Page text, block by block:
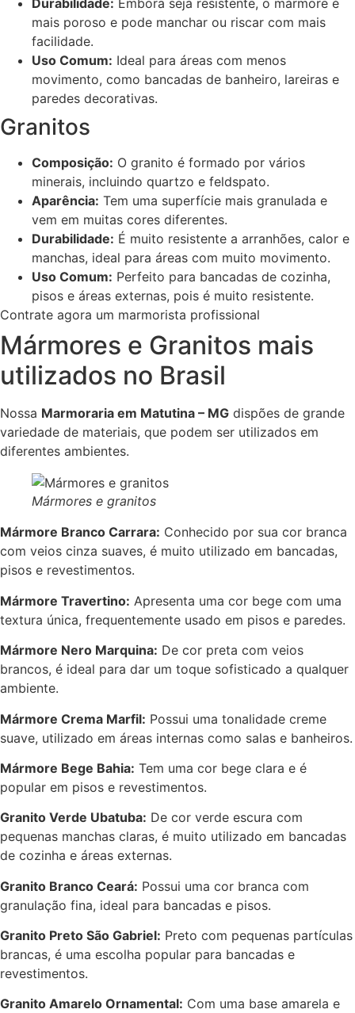
Durabilidade: Embora seja resistente, o mármore é
mais poroso e pode manchar ou riscar com mais
facilidade.
Uso Comum: Ideal para áreas com menos
movimento, como bancadas de banheiro, lareiras e
paredes decorativas.
Granitos
Composição: O granito é formado por vários
minerais, incluindo quartzo e feldspato.
Aparência: Tem uma superfície mais granulada e
vem em muitas cores diferentes.
Durabilidade: É muito resistente a arranhões, calor e
manchas, ideal para áreas com muito movimento.
Uso Comum: Perfeito para bancadas de cozinha,
pisos e áreas externas, pois é muito resistente.
Contrate agora um marmorista profissional
Mármores e Granitos mais
utilizados no Brasil
Nossa Marmoraria em Matutina – MG dispões de grande
variedade de materiais, que podem ser utilizados em
diferentes ambientes.
Mármores e granitos
Mármore Branco Carrara: Conhecido por sua cor branca
com veios cinza suaves, é muito utilizado em bancadas,
pisos e revestimentos.
Mármore Travertino: Apresenta uma cor bege com uma
textura única, frequentemente usado em pisos e paredes.
Mármore Nero Marquina: De cor preta com veios
brancos, é ideal para dar um toque sofisticado a qualquer
ambiente.
Mármore Crema Marfil: Possui uma tonalidade creme
suave, utilizado em áreas internas como salas e banheiros.
Mármore Bege Bahia: Tem uma cor bege clara e é
popular em pisos e revestimentos.
Granito Verde Ubatuba: De cor verde escura com
pequenas manchas claras, é muito utilizado em bancadas
de cozinha e áreas externas.
Granito Branco Ceará: Possui uma cor branca com
granulação fina, ideal para bancadas e pisos.
Granito Preto São Gabriel: Preto com pequenas partículas
brancas, é uma escolha popular para bancadas e
revestimentos.
Granito Amarelo Ornamental: Com uma base amarela e